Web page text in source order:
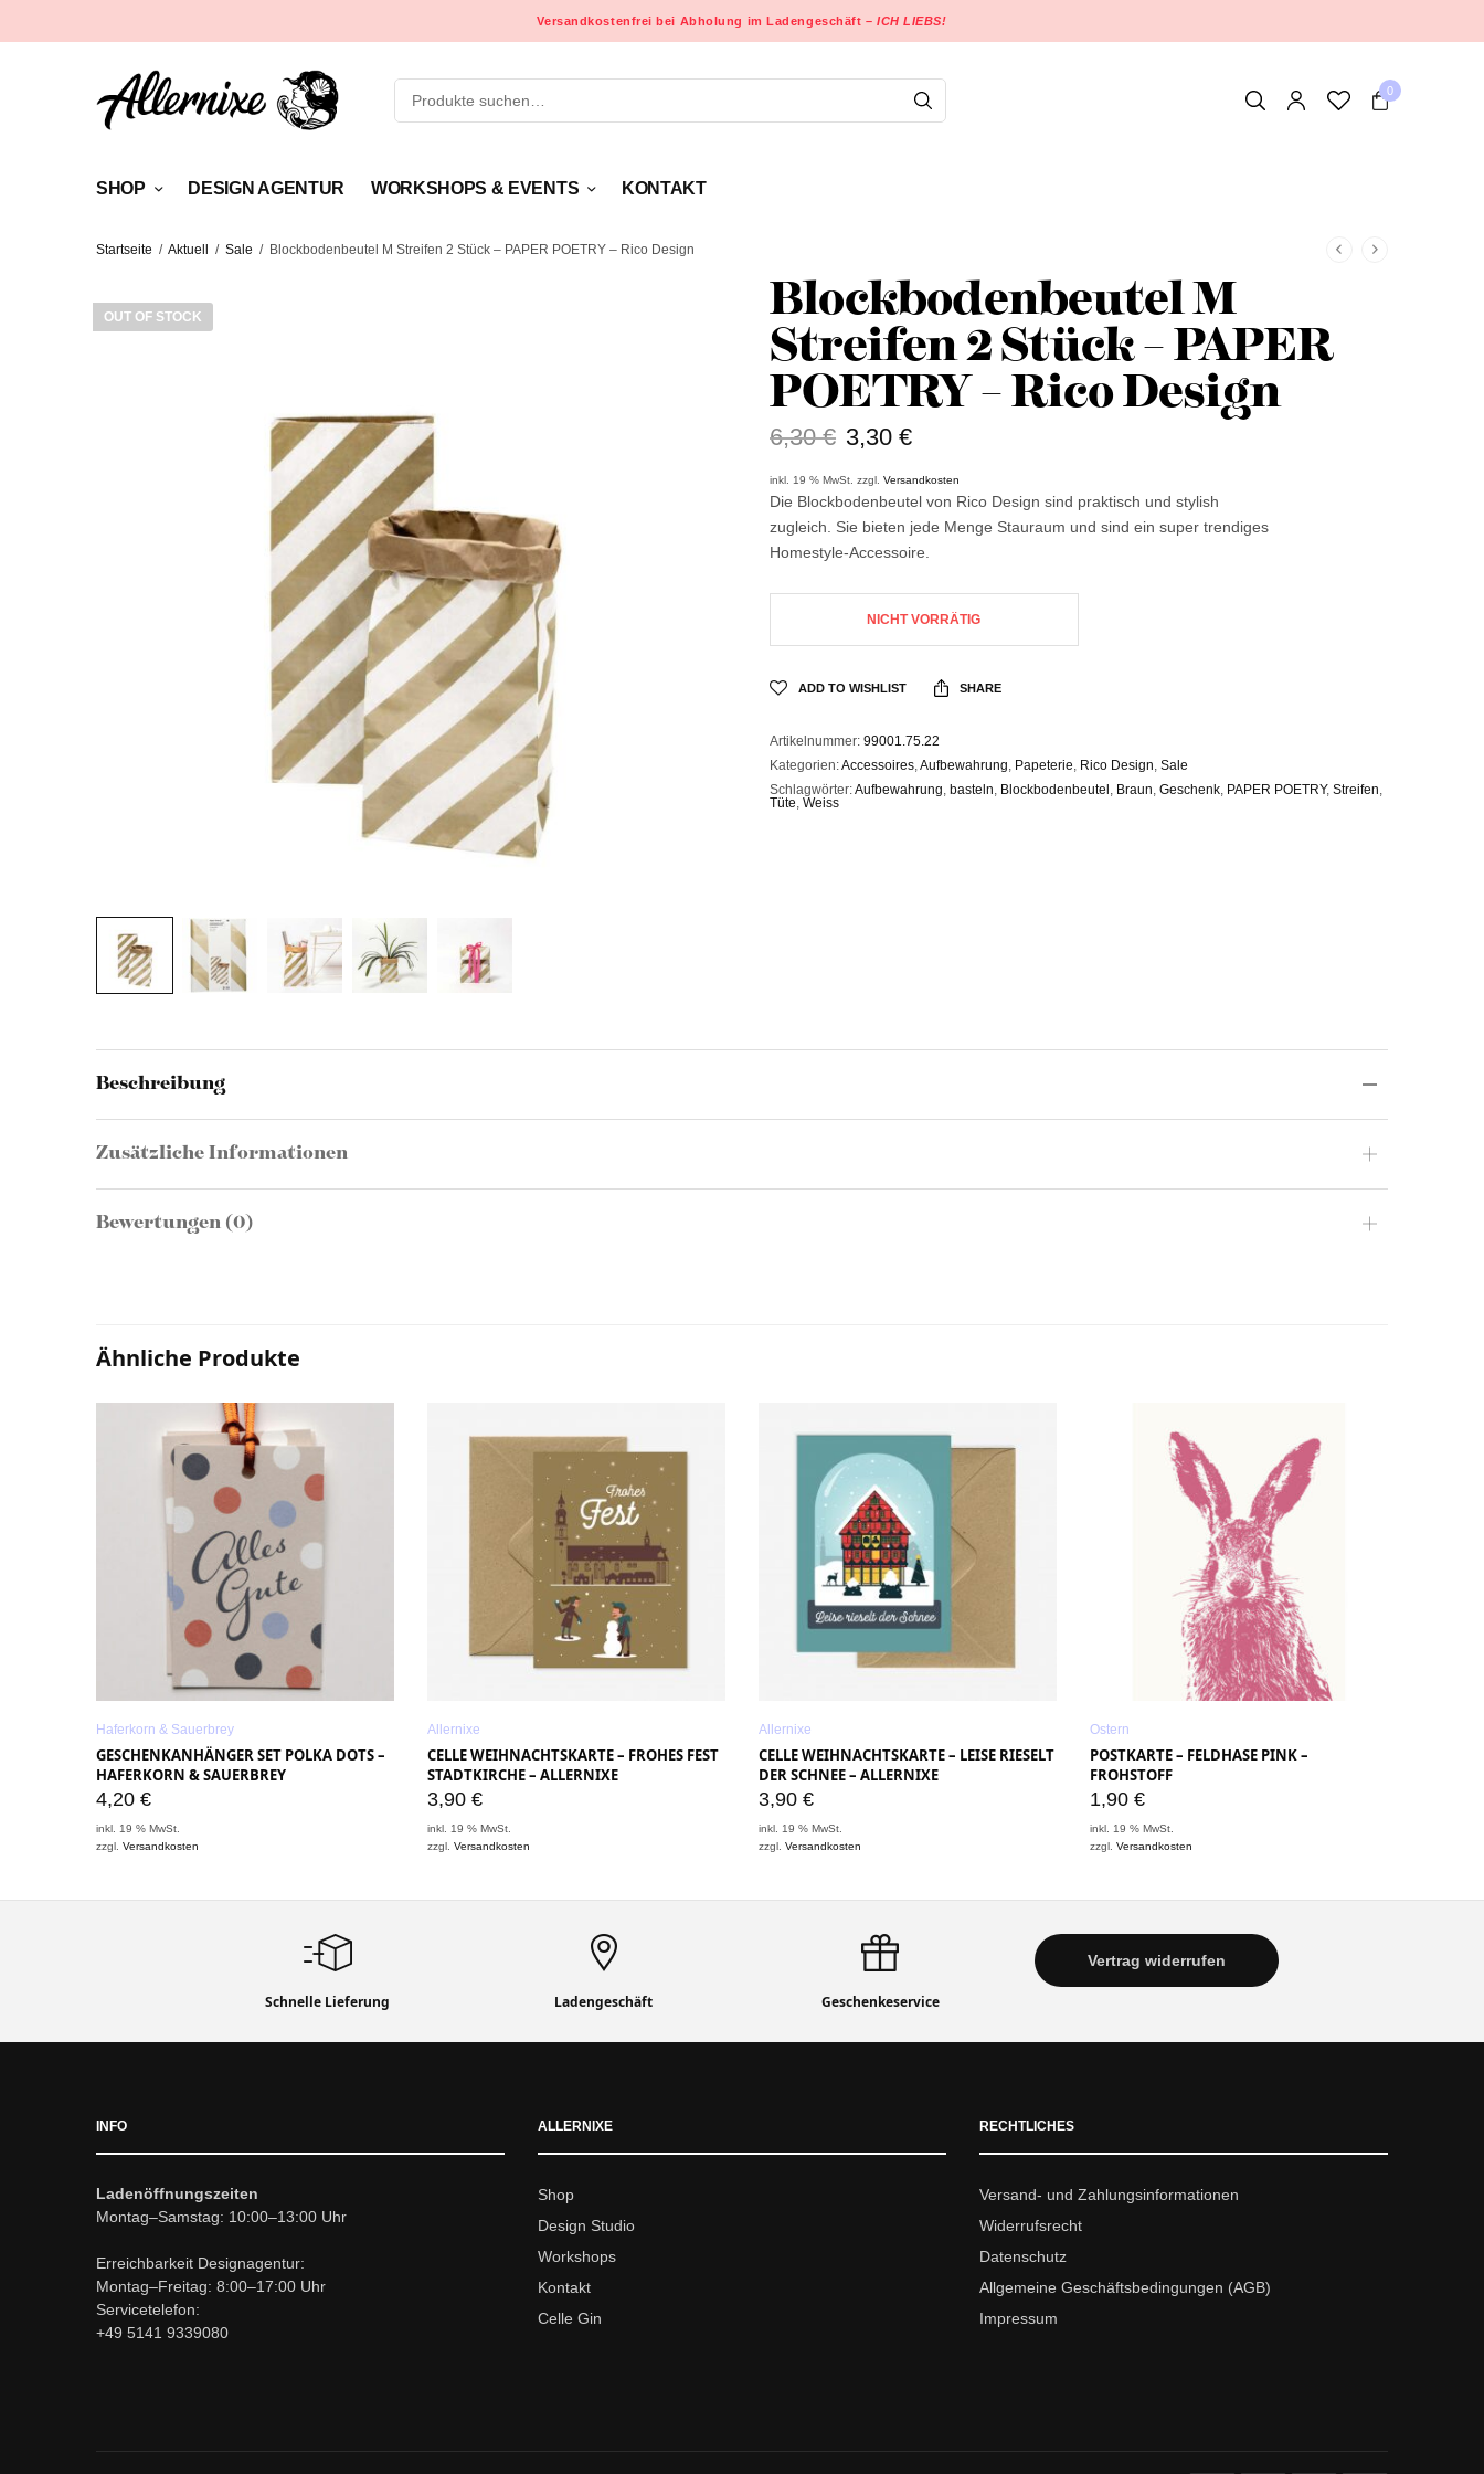
Versandkostenfrei bei Abholung im Ladengeschäft –ICH LIEBS!
0
SHOP DESIGN AGENTUR WORKSHOPS & EVENTS KONTAKT
Startseite / Aktuell / Sale / Blockbodenbeutel M Streifen 2 Stück – PAPER POETRY – Rico Design
OUT OF STOCK Blockbodenbeutel M
Streifen 2 Stück – PAPER
POETRY – Rico Design
6,30€ 3,30€
inkl. 19 % MwSt. zzgl.Versandkosten
Die Blockbodenbeutel von Rico Design sind praktisch und stylish
zugleich. Sie bieten jede Menge Stauraum und sind ein super trendiges
Homestyle-Accessoire.
NICHT VORRÄTIG
ADD TO WISHLIST SHARE
Artikelnummer: 99001.75.22
Kategorien:Accessoires,Aufbewahrung, Papeterie, Rico Design, Sale
Schlagwörter:Aufbewahrung, basteln, Blockbodenbeutel , Braun, Geschenk, PAPER POETRY, Streifen,
Tüte, Weiss
Beschreibung
Zusätzliche Informationen
Bewertungen (0)
Ähnliche Produkte
Haferkorn & Sauerbrey
GESCHENKANHÄNGER SET POLKA DOTS –
HAFERKORN & SAUERBREY
4,20 €
inkl. 19 % MwSt.
zzgl.Versandkosten
Allernixe
CELLE WEIHNACHTSKARTE – FROHES FEST
STADTKIRCHE – ALLERNIXE
3,90 €
inkl. 19 % MwSt.
zzgl.Versandkosten
Allernixe
CELLE WEIHNACHTSKARTE – LEISE RIESELT
DER SCHNEE – ALLERNIXE
3,90 €
inkl. 19 % MwSt.
zzgl.Versandkosten
Ostern
POSTKARTE – FELDHASE PINK –
FROHSTOFF
1,90 €
inkl. 19 % MwSt.
zzgl.Versandkosten
Schnelle Lieferung Ladengeschäft Geschenkeservice
Vertrag widerrufen
INFO
Ladenöffnungszeiten
Montag–Samstag: 10:00–13:00 Uhr
Erreichbarkeit Designagentur:
Montag–Freitag: 8:00–17:00 Uhr
Servicetelefon:
+49 5141 9339080
ALLERNIXE
Shop
Design Studio
Workshops
Kontakt
Celle Gin
RECHTLICHES
Versand- und Zahlungsinformationen
Widerrufsrecht
Datenschutz
Allgemeine Geschäftsbedingungen (AGB)
Impressum